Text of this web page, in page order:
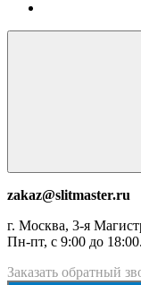
zakaz@slitmaster.ru
г. Москва, 3-я
Пн-пт, с 9:00 до 18:00.
Заказать обратный